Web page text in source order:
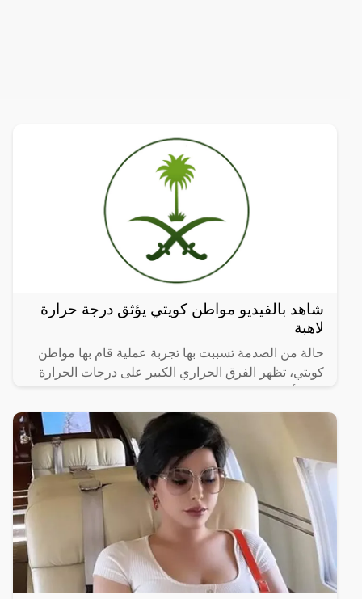
شاهد بالفيديو مواطن كويتي يؤثق درجة حرارة
لاهبة
حالة من الصدمة تسببت بها تجربة عملية قام بها مواطن
كويتي، تظهر الفرق الحراري الكبير على درجات الحرارة
بنها